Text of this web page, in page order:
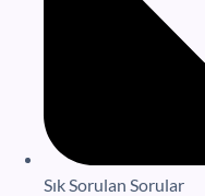
Sık Sorulan Sorular